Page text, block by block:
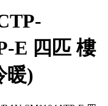
E 四匹 樓
暖)